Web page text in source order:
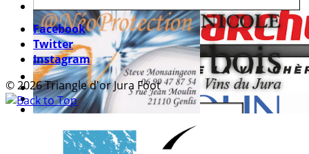
Facebook
Twitter
Instagram
© 2026 Triangle d'or Jura Foot